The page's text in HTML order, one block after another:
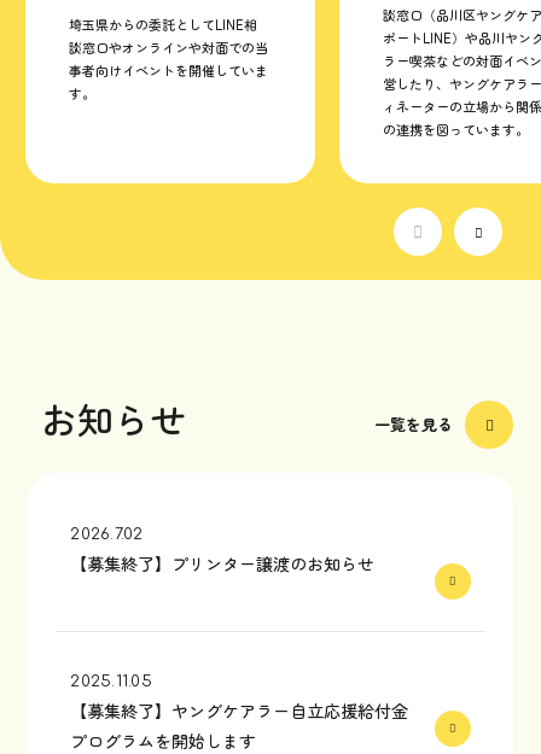
埼玉県からの委託としてLINE相
談窓口やオンラインや対面での当
事者向けイベントを開催していま
す。
談窓口（品川区ヤングケ
ポートLINE）や品川ヤン
ラー喫茶などの対面イベ
営したり、ヤングケアラ
ィネーターの立場から関
の連携を図っています。
お知らせ 一覧を見る
2026.7.02
【募集終了】プリンター譲渡のお知らせ
2025.11.05
【募集終了】ヤングケアラー自立応援給付金
プログラムを開始します